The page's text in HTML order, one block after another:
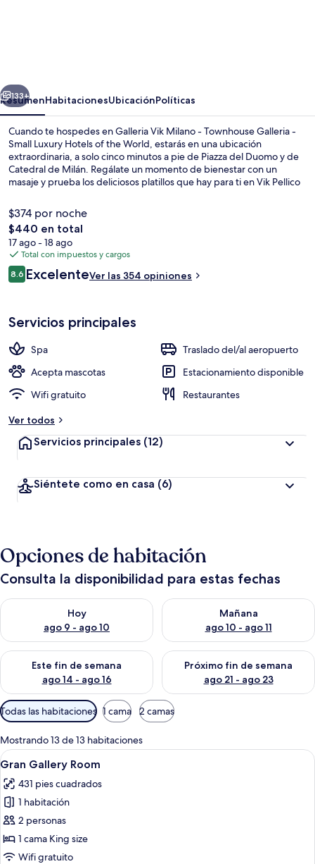
Townhouse
Galleria
Small
Luxury
of
the
World
Siguiente
133+
ResumenHabitacionesUbicaciónPolíticas
Cuando te hospedes en Galleria Vik Milano - Townhouse Galleria -
Small Luxury Hotels of the World, estarás en una ubicación
extraordinaria, a solo cinco minutos a pie de Piazza del Duomo y de
Catedral de Milán. Regálate un momento de bienestar con un
masaje y prueba los deliciosos platillos que hay para ti en Vik Pellico
cocina internacional disponible para el desayuno, la comida y la
cena. Otros aspectos a destacar de este hotel de lujo son su bar o
lounge y su snack bar o deli. A otros visitantes les encantan las
amenidades y características como el personal amable y el estado
general de la propiedad. Hay opciones de transporte público a una
corta distancia a pie: Estación de metro Duomo queda a unos pasos
y Cordusio M1 Tram Stop está a 2 minutos.
$374 por noche
El
precio
total
es
de
$440 en total
17 ago - 18 ago
Total con impuestos y cargos
Opiniones
8.68.6 de 10,
ExcelenteVer las 354 opiniones
Servicios principales
Spa
Traslado del/al aeropuerto
Acepta mascotas
Estacionamiento disponible
Wifi gratuito
Restaurantes
Ver todos
Servicios principales (12)
Siéntete como en casa (6)
Opciones de habitación
Consulta la disponibilidad para estas fechas
Hoy
ago 9 - ago 10
Consulta la disponibilidad para hoy ago 9 - ago 10
Mañana
ago 10 - ago 11
Consulta la disponibilidad
Este fin de semana
ago 14 - ago 16
Consulta la disponibilidad para este fin de semana ago 14 -
Próximo fin de semana
ago 21 - ago 23
Consulta la disponibilidad
Filtros
disponibles
para
las
habitaciones
Todas las habitaciones 1 cama 2 camas
Mostrando 13 de 13 habitaciones
Abrir
todas
las
fotos
de
Gran
Gallery
Un dormitorio con cama, mesitas de
15
Gran Gallery Room
431 pies cuadrados
1 habitación
2 personas
1 cama King size
Wifi gratuito